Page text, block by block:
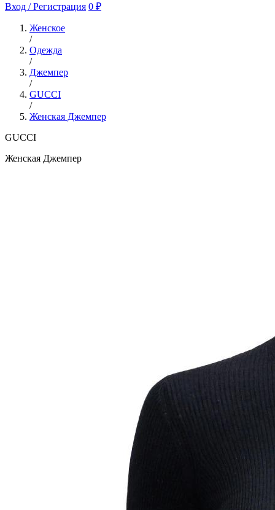
Вход / Регистрация 0 ₽
Женское
/
Одежда
/
Джемпер
/
GUCCI
/
Женская Джемпер
GUCCI
Женская Джемпер